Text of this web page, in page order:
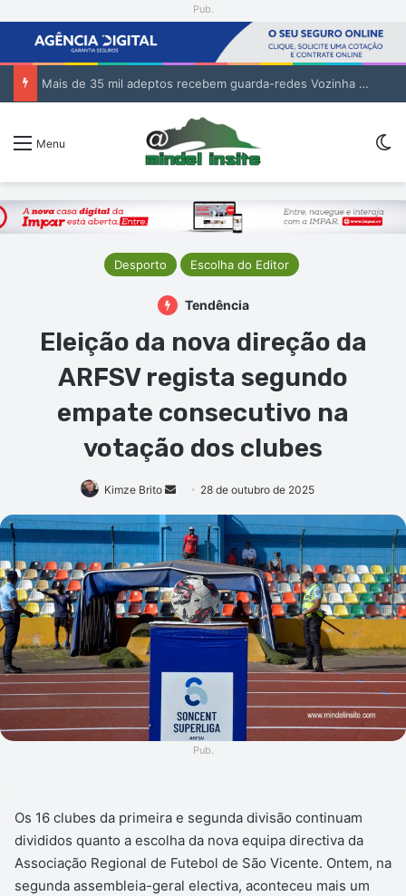
Pub.
Tribunal da Relação de Barlavento – Ação Especial de Sandra Helena Monteiro Lima (2. pub)
Menu
Desporto Escolha do Editor
Tendência
Eleição da nova direção da
ARFSV regista segundo
empate consecutivo na
votação dos clubes
Kimze Brito
Mande
e-
mail
28 de outubro de 2025
Pub.
Os 16 clubes da primeira e segunda divisão continuam
divididos quanto a escolha da nova equipa directiva da
Associação Regional de Futebol de São Vicente. Ontem, na
segunda assembleia-geral electiva, aconteceu mais um